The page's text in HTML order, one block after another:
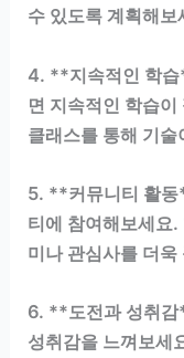
수 있도록 계획해보
4. **지속적인 학습
면 지속적인 학습
클래스를 통해 기
5. **커뮤니티 활동
티에 참여해보세요
미나 관심사를 더
6. **도전과 성취감
성취감을 느껴보세